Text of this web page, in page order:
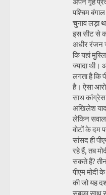
पश्चिम
चुनाव लड़ा
इस सीट से
अधीर रंजन
कि यहां
ज्यादा थी।
लगता है कि
है। ऐसा
साथ कांग्रेस
अखिलेश
लेकिन
वोटों के दम
सांसद ही
रहे हैं, तब
सकते हैं?
पीएम मोदी
की जो यह